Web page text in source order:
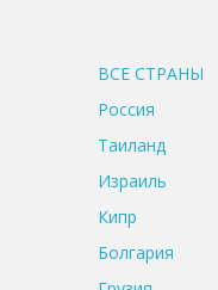
ВСЕ CТРАНЫ
Россия
Таиланд
Израиль
Кипр
Болгария